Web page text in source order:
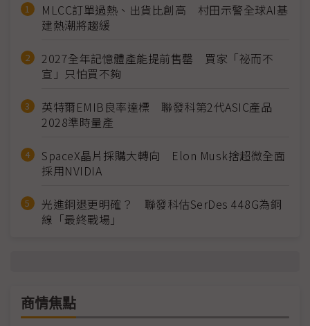
MLCC訂單過熱、出貨比創高 村田示警全球AI基
建熱潮將趨緩
2027全年記憶體產能提前售罄 買家「祕而不
宣」只怕買不夠
英特爾EMIB良率達標 聯發科第2代ASIC產品
2028準時量產
SpaceX晶片採購大轉向 Elon Musk捨超微全面
採用NVIDIA
光進銅退更明確？ 聯發科估SerDes 448G為銅
線「最終戰場」
商情焦點